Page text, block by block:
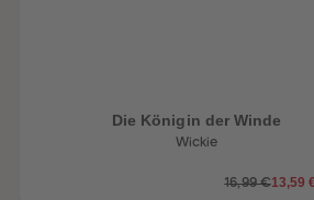
Die Königin der Winde
Wickie
16,99 €13,59 €